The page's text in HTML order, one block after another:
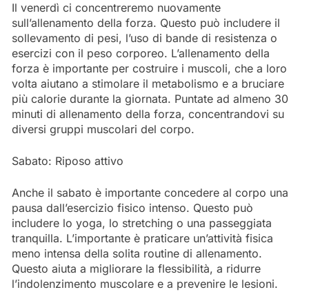
Il venerdì ci concentreremo nuovamente
sull’allenamento della forza. Questo può includere il
sollevamento di pesi, l’uso di bande di resistenza o
esercizi con il peso corporeo. L’allenamento della
forza è importante per costruire i muscoli, che a loro
volta aiutano a stimolare il metabolismo e a bruciare
più calorie durante la giornata. Puntate ad almeno 30
minuti di allenamento della forza, concentrandovi su
diversi gruppi muscolari del corpo.
Sabato: Riposo attivo
Anche il sabato è importante concedere al corpo una
pausa dall’esercizio fisico intenso. Questo può
includere lo yoga, lo stretching o una passeggiata
tranquilla. L’importante è praticare un’attività fisica
meno intensa della solita routine di allenamento.
Questo aiuta a migliorare la flessibilità, a ridurre
l’indolenzimento muscolare e a prevenire le lesioni.